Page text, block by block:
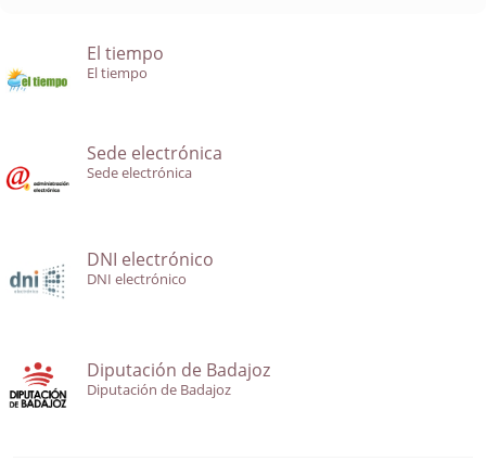
El tiempo
El tiempo
Sede electrónica
Sede electrónica
DNI electrónico
DNI electrónico
Diputación de Badajoz
Diputación de Badajoz